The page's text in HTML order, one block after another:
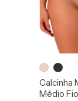
Calcinha
Médio